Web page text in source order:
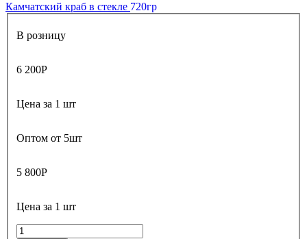
Камчатский краб в стекле 720гр
В розницу
6 200Р
Цена за 1 шт
Оптом от 5шт
5 800Р
Цена за 1 шт